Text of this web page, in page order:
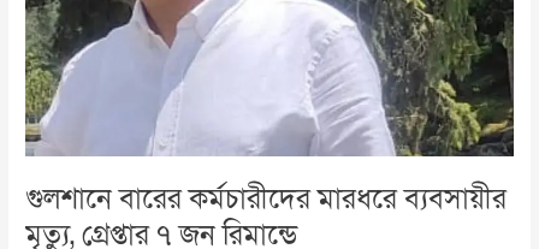
গুলশানে বারের কর্মচারীদের মারধরে ব্যবসায়ীর
মৃত্যু, গ্রেপ্তার ৭ জন রিমান্ডে
জন
রিমান্ডে